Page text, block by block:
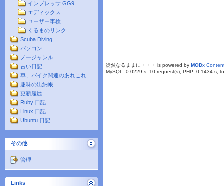
インプレッサ GG9
エディックス
ユーザー車検
くるまのリンク
Scuba Diving
パソコン
ノージャンル
古い日記
車、バイク関連のあれこれ
趣味の出納帳
更新履歴
Ruby 日記
Linux 日記
Ubuntu 日記
その他
管理
Links
徒然なるままに・・・ is powered by MODx
MySQL: 0.0229 s, 10 request(s), PHP: 0.1434 s,